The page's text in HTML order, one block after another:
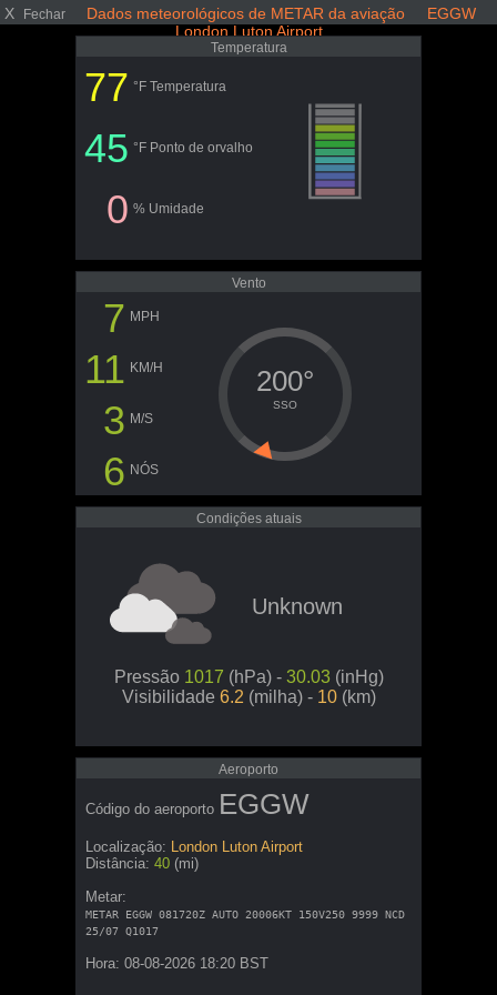
X Fechar
Dados meteorológicos de METAR da aviação EGGW
London Luton Airport
Temperatura
77 °F Temperatura
45 °F Ponto de orvalho
0 % Umidade
Vento
7 MPH
11 KM/H
3 M/S
6 NÓS
200°
SSO
Condições atuais
Unknown
Pressão 1017 (hPa) - 30.03 (inHg)
Visibilidade 6.2 (milha) - 10 (km)
Aeroporto
Código do aeroporto EGGW
Localização: London Luton Airport
Distância: 40 (mi)
Metar:
METAR EGGW 081720Z AUTO 20006KT 150V250 9999 NCD
25/07 Q1017
Hora: 08-08-2026 18:20 BST